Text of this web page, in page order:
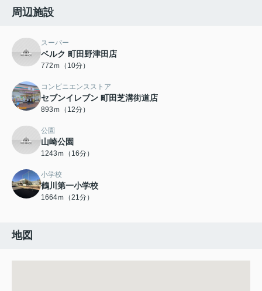
周辺施設
スーパー
ベルク 町田野津田店
772ｍ（10分）
コンビニエンスストア
セブンイレブン 町田芝溝街道店
893ｍ（12分）
公園
山崎公園
1243ｍ（16分）
小学校
鶴川第一小学校
1664ｍ（21分）
地図